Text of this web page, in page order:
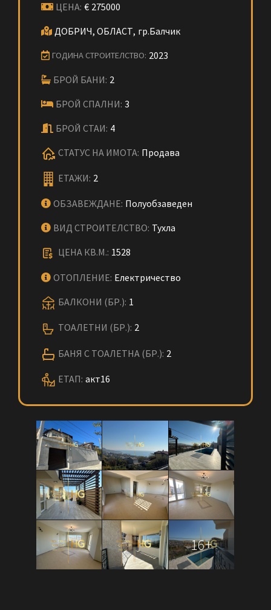
ЦЕНА: € 275000
ДОБРИЧ, ОБЛАСТ, гр.Балчик
ГОДИНА СТРОИТЕЛСТВО: 2023
БРОЙ БАНИ: 2
БРОЙ СПАЛНИ: 3
БРОЙ СТАИ: 4
СТАТУС НА ИМОТА: Продава
ЕТАЖИ: 2
ОБЗАВЕЖДАНЕ: Полуобзаведен
ВИД СТРОИТЕЛСТВО: Тухла
ЦЕНА КВ.М.: 1528
ОТОПЛЕНИЕ: Електричество
БАЛКОНИ (БР.): 1
ТОАЛЕТНИ (БР.): 2
БАНЯ С ТОАЛЕТНА (БР.): 2
ЕТАП: акт16
16+